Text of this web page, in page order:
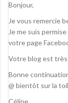
Bonjour,
Je vous remercie
Je me suis
votre page
Votre blog est très
Bonne
@ bientôt sur la